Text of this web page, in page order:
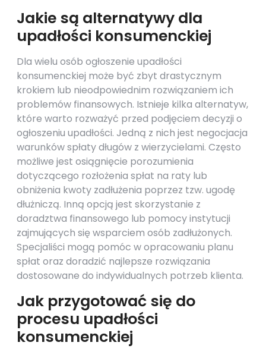
Jakie są alternatywy dla
upadłości konsumenckiej
Dla wielu osób ogłoszenie upadłości
konsumenckiej może być zbyt drastycznym
krokiem lub nieodpowiednim rozwiązaniem ich
problemów finansowych. Istnieje kilka alternatyw,
które warto rozważyć przed podjęciem decyzji o
ogłoszeniu upadłości. Jedną z nich jest negocjacja
warunków spłaty długów z wierzycielami. Często
możliwe jest osiągnięcie porozumienia
dotyczącego rozłożenia spłat na raty lub
obniżenia kwoty zadłużenia poprzez tzw. ugodę
dłużniczą. Inną opcją jest skorzystanie z
doradztwa finansowego lub pomocy instytucji
zajmujących się wsparciem osób zadłużonych.
Specjaliści mogą pomóc w opracowaniu planu
spłat oraz doradzić najlepsze rozwiązania
dostosowane do indywidualnych potrzeb klienta.
Jak przygotować się do
procesu upadłości
konsumenckiej